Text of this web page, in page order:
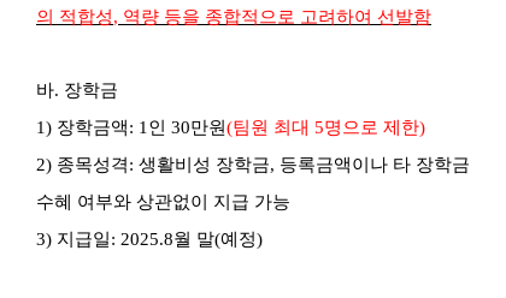
의 적합성, 역량 등을 종합적으로 고려하여 선발함
바. 장학금
1) 장학금액: 1 인 30만원(팀원 최대 5명으로 제한)
2) 종목성격: 생활비성 장학금, 등록금액이나 타 장학금
수혜 여부와 상관없이 지급 가능
3) 지급일: 2025.8월 말(예정)